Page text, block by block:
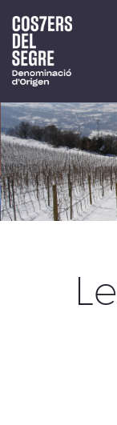
main
content